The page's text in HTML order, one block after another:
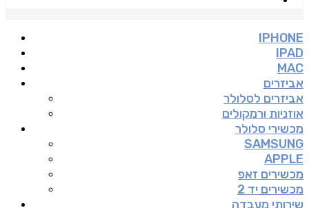
IPHONE
IPAD
MAC
אביזרים
אביזרים לסלולר
אוזניות ורמקולים
מכשירי סלולר
SAMSUNG
APPLE
מכשירים זאפ
מכשירים יד 2
שירותי מעבדה